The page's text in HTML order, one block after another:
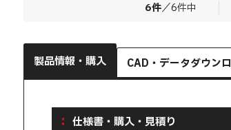
6件／6件中
製品情報・購入 CAD・データダウン
仕様書・購入・見積り